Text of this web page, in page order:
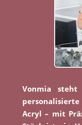
Vonmia steht
Acryl – mit